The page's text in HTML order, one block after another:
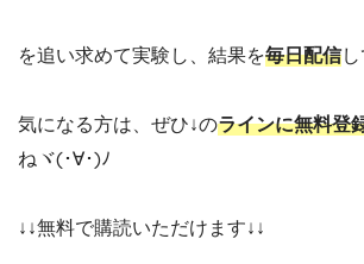
を追い求めて実験し、結果を毎日配信し
気になる方は、ぜひ↓のラインに無料登
ねヾ(･∀･)ﾉ
↓↓無料で購読いただけます↓↓